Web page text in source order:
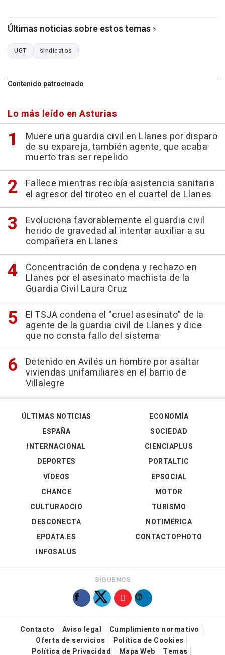
Últimas noticias sobre estos temas
UGT sindicatos
Contenido patrocinado
Lo más leído en Asturias
Muere una guardia civil en Llanes por disparo
de su expareja, también agente, que acaba
muerto tras ser repelido
Fallece mientras recibía asistencia sanitaria
el agresor del tiroteo en el cuartel de Llanes
Evoluciona favorablemente el guardia civil
herido de gravedad al intentar auxiliar a su
compañera en Llanes
Concentración de condena y rechazo en
Llanes por el asesinato machista de la
Guardia Civil Laura Cruz
El TSJA condena el "cruel asesinato" de la
agente de la guardia civil de Llanes y dice
que no consta fallo del sistema
Detenido en Avilés un hombre por asaltar
viviendas unifamiliares en el barrio de
Villalegre
ÚLTIMAS NOTICIAS
ESPAÑA
INTERNACIONAL
DEPORTES
VÍDEOS
ECONOMÍA
SOCIEDAD
CIENCIAPLUS
PORTALTIC
EPSOCIAL
CHANCE
CULTURAOCIO
DESCONECTA
EPDATA.ES
INFOSALUS
MOTOR
TURISMO
NOTIMÉRICA
CONTACTOPHOTO
SÍGUENOS
Contacto Aviso legal
Cumplimiento normativo
Oferta de servicios
Política de Cookies
Política de Privacidad
Mapa Web Temas